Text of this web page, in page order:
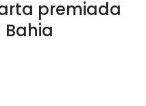
premiada